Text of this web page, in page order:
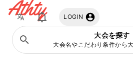
Athty LOGIN
大会を探す
大会名やこだわり条件から